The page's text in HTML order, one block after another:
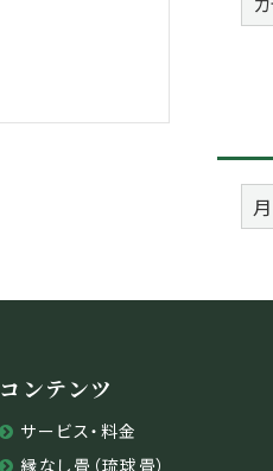
テ
ア
ー
イ
コンテンツ
サービス・料金
縁なし畳（琉球畳）